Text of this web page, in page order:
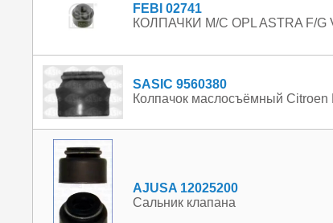
FEBI 02741
КОЛПАЧКИ М/С OPL ASTRA F/G
SASIC 9560380
Колпачок маслосъёмный Citroen
AJUSA 12025200
Сальник клапана